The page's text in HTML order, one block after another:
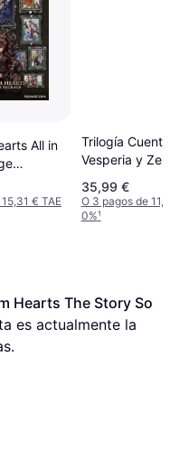
All in
€ TAE
Trilogía
Vesperia y
35,99 €
O 3 pagos de
0%¹
Hearts The Story So
es actualmente la